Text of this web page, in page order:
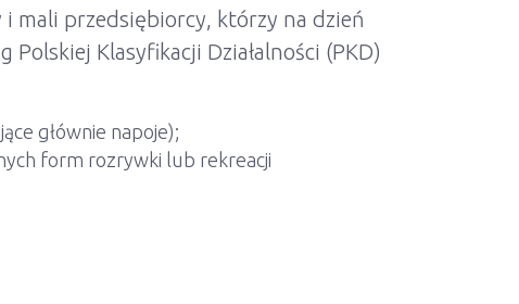
mali przedsiębiorcy, którzy na dzień
Klasyfikacji Działalności (PKD)
głównie napoje);
form rozrywki lub rekreacji